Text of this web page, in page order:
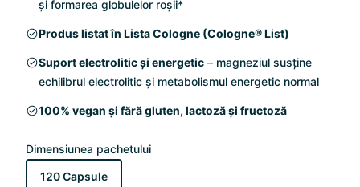
și formarea globulelor roșii*
Produs listat în Lista Cologne (Cologne® List)
Suport electrolitic și energetic – magneziul susține
echilibrul electrolitic și metabolismul energetic normal
100% vegan și fără gluten, lactoză și fructoză
Dimensiunea pachetului
120 Capsule